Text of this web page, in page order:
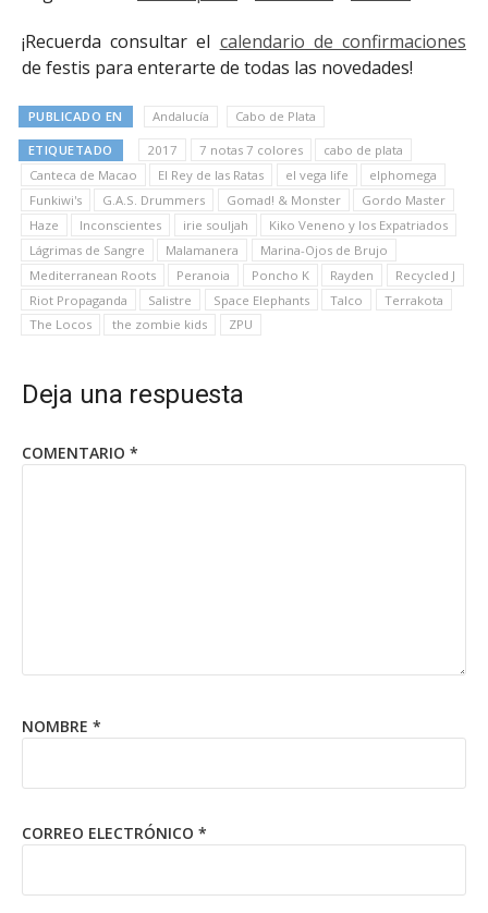
¡Recuerda consultar el calendario de confirmaciones
de festis para enterarte de todas las novedades!
PUBLICADO EN Andalucía Cabo de Plata
ETIQUETADO 2017 7 notas 7 colores
cabo de plata
Canteca de Macao
El Rey de las Ratas el vega life
elphomega
Funkiwi's
G.A.S. Drummers Gomad! & Monster
Gordo Master
Haze
Inconscientes irie souljah
Kiko Veneno y los Expatriados
Lágrimas de Sangre
Malamanera
Marina-Ojos de Brujo
Mediterranean Roots
Peranoia Poncho K Rayden
Recycled J
Riot Propaganda
Salistre Space Elephants Talco
Terrakota
The Locos
the zombie kids ZPU
Deja una respuesta
COMENTARIO *
NOMBRE *
CORREO ELECTRÓNICO *